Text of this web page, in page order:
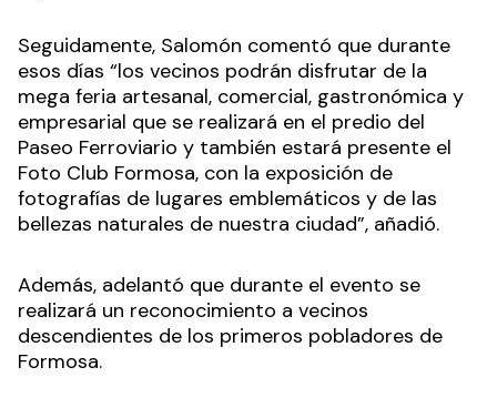
Seguidamente, Salomón comentó que durante
esos días “los vecinos podrán disfrutar de la
mega feria artesanal, comercial, gastronómica y
empresarial que se realizará en el predio del
Paseo Ferroviario y también estará presente el
Foto Club Formosa, con la exposición de
fotografías de lugares emblemáticos y de las
bellezas naturales de nuestra ciudad”, añadió.
Además, adelantó que durante el evento se
realizará un reconocimiento a vecinos
descendientes de los primeros pobladores de
Formosa.